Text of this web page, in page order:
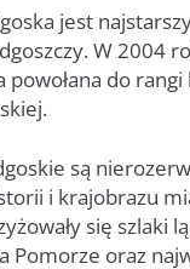
jest
W 2004
powołana do
są
i krajobrazu
się szlaki
Pomorze oraz